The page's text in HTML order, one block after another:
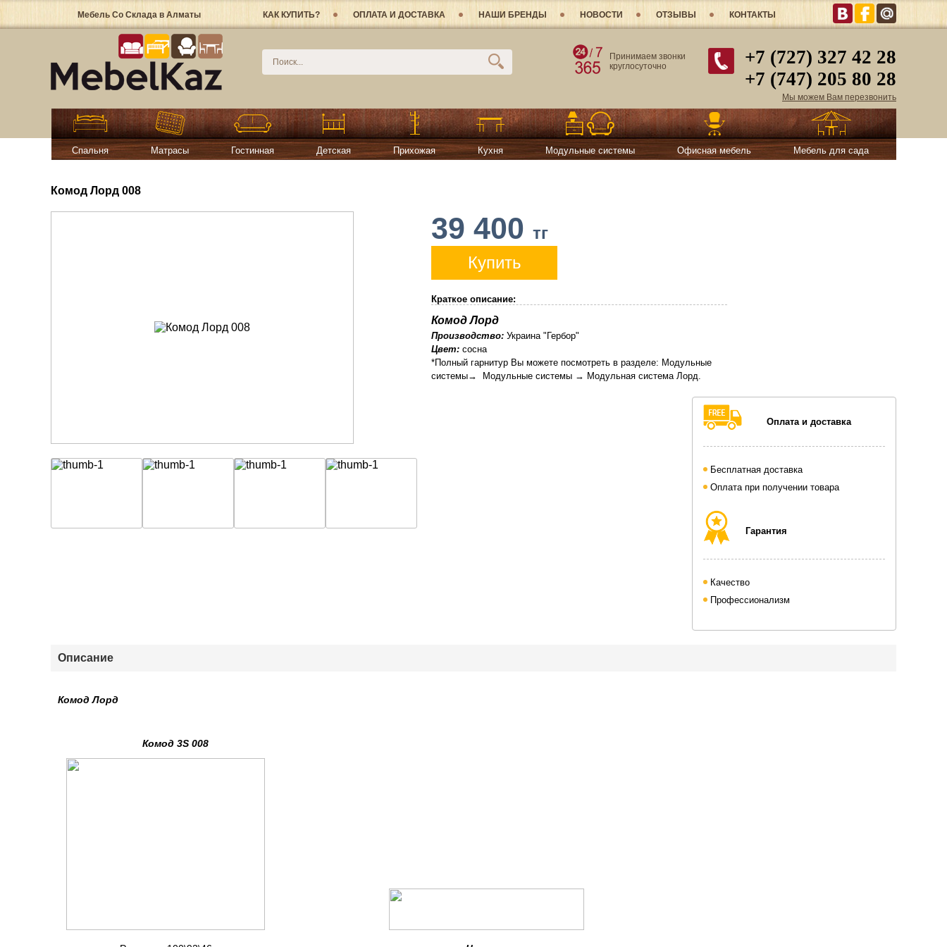
Мебель Со Склада в Алматы КАК КУПИТЬ? ОПЛАТА И ДОСТАВКА НАШИ БРЕНДЫ НОВОСТИ ОТЗЫВЫ КОНТАКТЫ
+7 (727) 327 42 28
+7 (747) 205 80 28
Мы можем Вам перезвонить
Принимаем звонки
круглосуточно
Спальня Матрасы Гостинная Детская Прихожая Кухня Модульные системы Офисная мебель Мебель для сада
Комод Лорд 008
39 400 тг
Купить
Краткое описание:
Комод Лорд
Производство: Украина "Гербор"
Цвет: сосна
*Полный гарнитур Вы можете посмотреть в разделе: Модульные
системы→ Модульные системы → Модульная система Лорд.
Оплата и доставка
Бесплатная доставка
Оплата при получении товара
Гарантия
Качество
Профессионализм
Описание
Комод Лорд
Комод 3S 008